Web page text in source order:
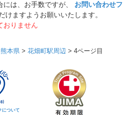
は、お手数ですが、 お問い合わせフ
けますようお願いいたします。
おりません
熊本県 > 花畑町駅周辺 > 4ページ目
について